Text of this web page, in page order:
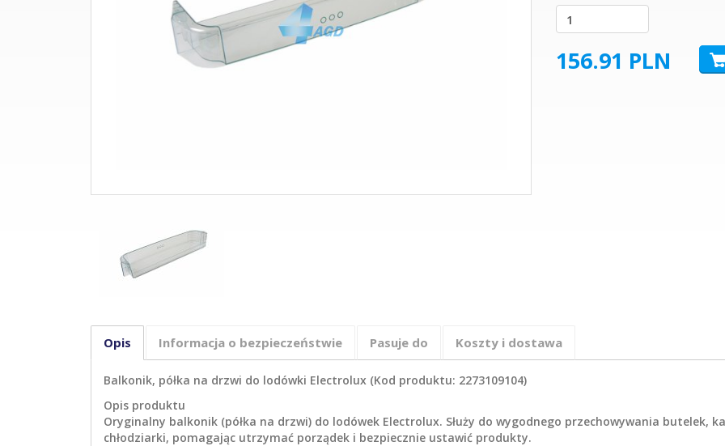
156.91 PLN
Opis Informacja o bezpieczeństwie Pasuje do Koszty i dostawa
Balkonik, półka na drzwi do lodówki Electrolux (Kod produktu: 2273109104)
Opis produktu
Oryginalny balkonik (półka na drzwi) do lodówek Electrolux. Służy do wygodnego przechowywania butelek,
chłodziarki, pomagając utrzymać porządek i bezpiecznie ustawić produkty.